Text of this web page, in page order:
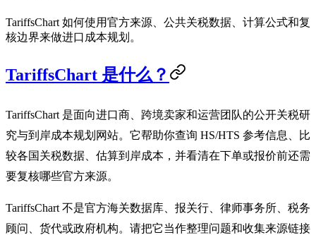
TariffsChart 如何使用官方来源、公共关税数据、计算公式和复
核边界来做进口成本规划。
TariffsChart 是什么？
TariffsChart 是面向进口商、跨境卖家和运营团队的公开关税研
究与到岸成本规划网站。它帮助你查询 HS/HTS 参考信息、比
较各国关税数据、估算到岸成本，并看清在下单或报价前还需
要复核哪些官方来源。
TariffsChart 不是官方海关数据库、报关行、律师事务所、税务
顾问、货代或政府机构。请把它当作整理问题和收集来源链接